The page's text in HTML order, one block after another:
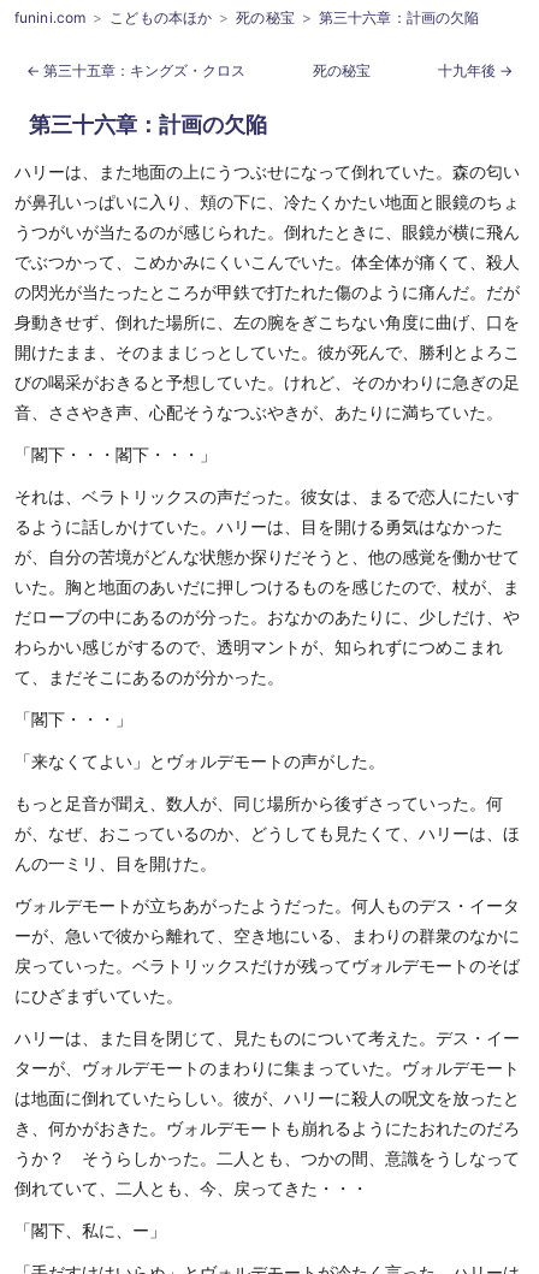
funini.com こどもの本ほか 死の秘宝 第三十六章：計画の欠陥
第三十五章：キングズ・クロス 死の秘宝 十九年後
第三十六章：計画の欠陥
ハリーは、また地面の上にうつぶせになって倒れていた。森の匂い
が鼻孔いっぱいに入り、頬の下に、冷たくかたい地面と眼鏡のちょ
うつがいが当たるのが感じられた。倒れたときに、眼鏡が横に飛ん
でぶつかって、こめかみにくいこんでいた。体全体が痛くて、殺人
の閃光が当たったところが甲鉄で打たれた傷のように痛んだ。だが
身動きせず、倒れた場所に、左の腕をぎこちない角度に曲げ、口を
開けたまま、そのままじっとしていた。彼が死んで、勝利とよろこ
びの喝采がおきると予想していた。けれど、そのかわりに急ぎの足
音、ささやき声、心配そうなつぶやきが、あたりに満ちていた。
「閣下・・・閣下・・・」
それは、ベラトリックスの声だった。彼女は、まるで恋人にたいす
るように話しかけていた。ハリーは、目を開ける勇気はなかった
が、自分の苦境がどんな状態か探りだそうと、他の感覚を働かせて
いた。胸と地面のあいだに押しつけるものを感じたので、杖が、ま
だローブの中にあるのが分った。おなかのあたりに、少しだけ、や
わらかい感じがするので、透明マントが、知られずにつめこまれ
て、まだそこにあるのが分かった。
「閣下・・・」
「来なくてよい」とヴォルデモートの声がした。
もっと足音が聞え、数人が、同じ場所から後ずさっていった。何
が、なぜ、おこっているのか、どうしても見たくて、ハリーは、ほ
んの一ミリ、目を開けた。
ヴォルデモートが立ちあがったようだった。何人ものデス・イータ
ーが、急いで彼から離れて、空き地にいる、まわりの群衆のなかに
戻っていった。ベラトリックスだけが残ってヴォルデモートのそば
にひざまずいていた。
ハリーは、また目を閉じて、見たものについて考えた。デス・イー
ターが、ヴォルデモートのまわりに集まっていた。ヴォルデモート
は地面に倒れていたらしい。彼が、ハリーに殺人の呪文を放ったと
き、何かがおきた。ヴォルデモートも崩れるようにたおれたのだろ
うか？ そうらしかった。二人とも、つかの間、意識をうしなって
倒れていて、二人とも、今、戻ってきた・・・
「閣下、私に、ー」